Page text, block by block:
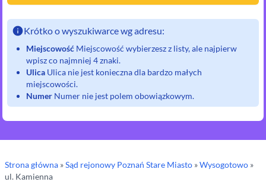
Krótko o wyszukiwarce wg adresu:
Miejscowość Miejscowość wybierzesz z listy, ale najpierw
wpisz co najmniej 4 znaki.
Ulica Ulica nie jest konieczna dla bardzo małych
miejscowości.
Numer Numer nie jest polem obowiązkowym.
Strona główna »Sąd rejonowy Poznań Stare Miasto »Wysogotowo »
ul. Kamienna